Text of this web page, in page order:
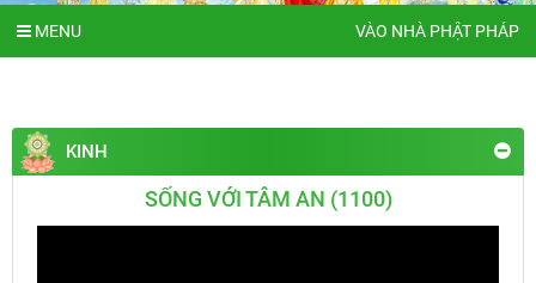
MENU VÀO NHÀ PHẬT PHÁP
KINH
SỐNG VỚI TÂM AN (1100)